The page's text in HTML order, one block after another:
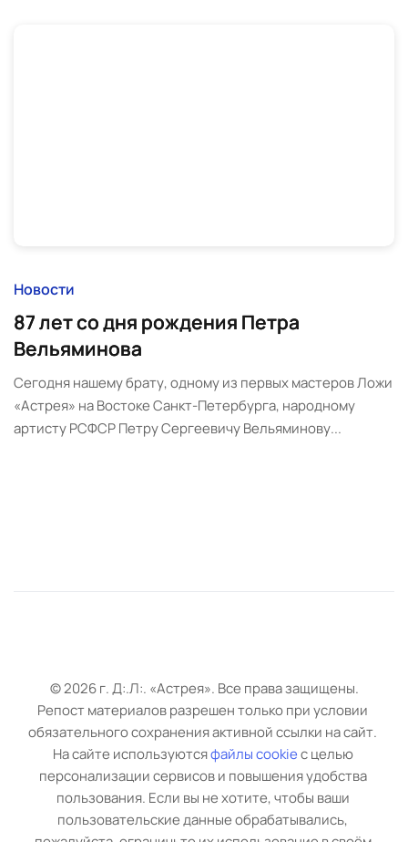
Новости
87 лет со дня рождения Петра
Вельяминова
Сегодня нашему брату, одному из первых мастеров Ложи
«Астрея» на Востоке Санкт-Петербурга, народному
артисту РСФСР Петру Сергеевичу Вельяминову...
© 2026 г. Д:.Л:. «Астрея». Все права защищены.
обязательного сохранения активной ссылки на сайт.
На сайте используются файлы cookieс целью
персонализации сервисов и повышения удобства
пользования. Если вы не хотите, чтобы ваши
пользовательские данные обрабатывались,